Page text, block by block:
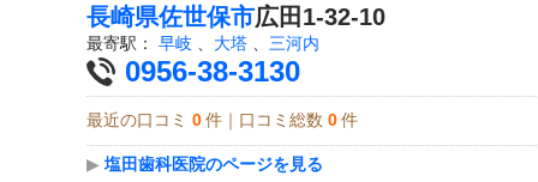
長崎県佐世保市広田1-32-10
最寄駅： 早岐 大塔 三河内
0956-38-3130
最近の口コミ 0 件｜口コミ総数 0 件
▶ 塩田歯科医院のページを見る